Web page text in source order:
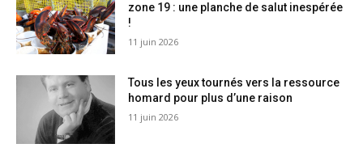
zone 19 : une planche de salut inespérée
!
11 juin 2026
Tous les yeux tournés vers la ressource
homard pour plus d’une raison
11 juin 2026